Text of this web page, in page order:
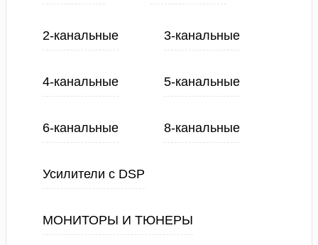
2-канальные 3-канальные
4-канальные 5-канальные
6-канальные 8-канальные
Усилители с DSP
МОНИТОРЫ И ТЮНЕРЫ